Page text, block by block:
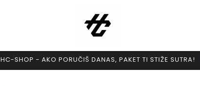
HC-SHOP - AKO PORUČIŠ DANAS, PAKET TI STIŽE SUTRA!